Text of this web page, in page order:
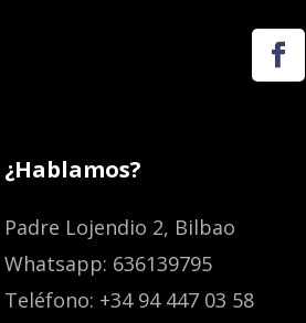
¿Hablamos?
Padre Lojendio 2, Bilbao
Whatsapp: 636139795
Teléfono: +34 94 447 03 58